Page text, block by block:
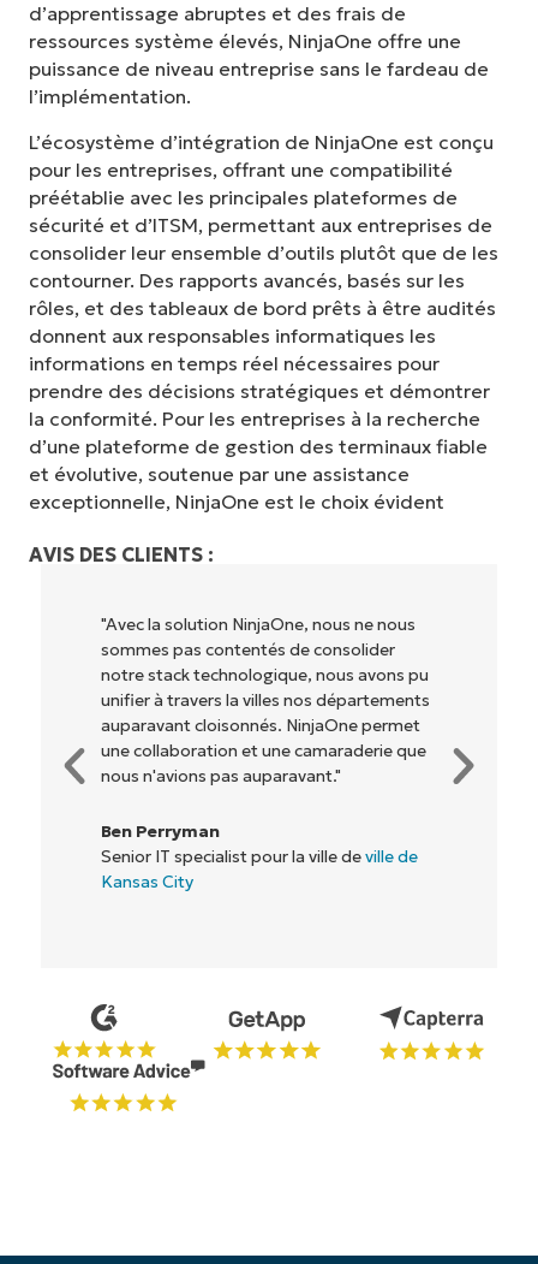
d’apprentissage abruptes et des frais de
ressources système élevés, NinjaOne offre une
puissance de niveau entreprise sans le fardeau de
l’implémentation.
L’écosystème d’intégration de NinjaOne est conçu
pour les entreprises, offrant une compatibilité
préétablie avec les principales plateformes de
sécurité et d’ITSM, permettant aux entreprises de
consolider leur ensemble d’outils plutôt que de les
contourner. Des rapports avancés, basés sur les
rôles, et des tableaux de bord prêts à être audités
donnent aux responsables informatiques les
informations en temps réel nécessaires pour
prendre des décisions stratégiques et démontrer
la conformité. Pour les entreprises à la recherche
d’une plateforme de gestion des terminaux fiable
et évolutive, soutenue par une assistance
exceptionnelle, NinjaOne est le choix évident
AVIS DES CLIENTS :
"NinjaOne permet à notre entreprise (ainsi
qu'aux propriétaires et opérateurs avec
lesquels nous travaillons) d'être plus
rentables. Tout le monde y gagne."
Rory McCune
Directeur informatique chezFlash
Commencez votre essai de 14 jours
Business